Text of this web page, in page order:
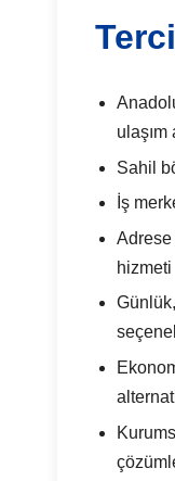
ulaşım
Sahil
İş
Adrese
hizmeti